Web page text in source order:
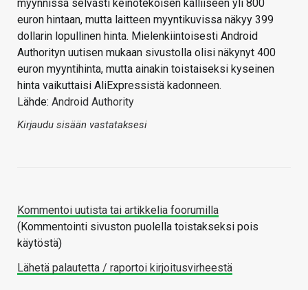
myynnissä selvästi keinotekoisen kalliiseen yli 800
euron hintaan, mutta laitteen myyntikuvissa näkyy 399
dollarin lopullinen hinta. Mielenkiintoisesti Android
Authorityn uutisen mukaan sivustolla olisi näkynyt 400
euron myyntihinta, mutta ainakin toistaiseksi kyseinen
hinta vaikuttaisi AliExpressistä kadonneen.
Lähde: Android Authority
Kirjaudu sisään vastataksesi
Kommentoi uutista tai artikkelia foorumilla
(Kommentointi sivuston puolella toistakseksi pois
käytöstä)
Lähetä palautetta / raportoi kirjoitusvirheestä